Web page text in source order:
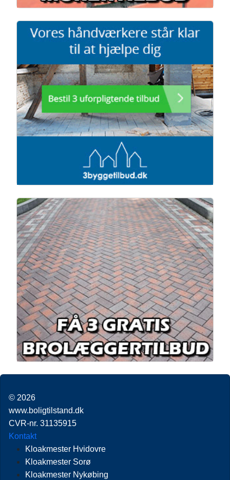
© 2026
www.boligtilstand.dk
CVR-nr. 31135915
Kontakt
Kloakmester Hvidovre
Kloakmester Sorø
Kloakmester Nykøbing